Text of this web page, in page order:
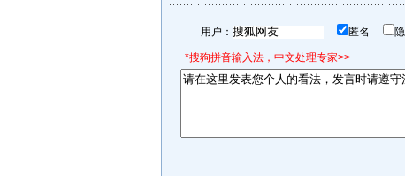
用户： 匿名
*搜狗拼音输入法，中文处理专家>>